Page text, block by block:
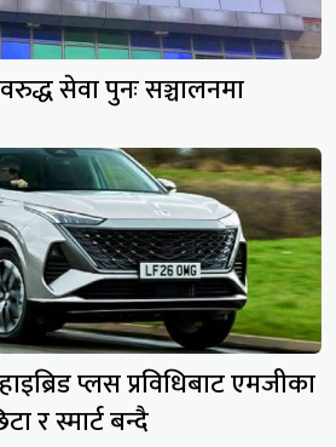
सेवा पुनः सञ्चालनमा
प्लस प्रविधिबाट एमजीका
र स्मार्ट बन्दै